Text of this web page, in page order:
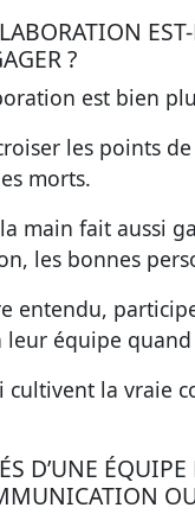
?
est bien
les points
morts.
main fait aussi
les bonnes
entendu,
leur équipe
cultivent la vraie
D’UNE